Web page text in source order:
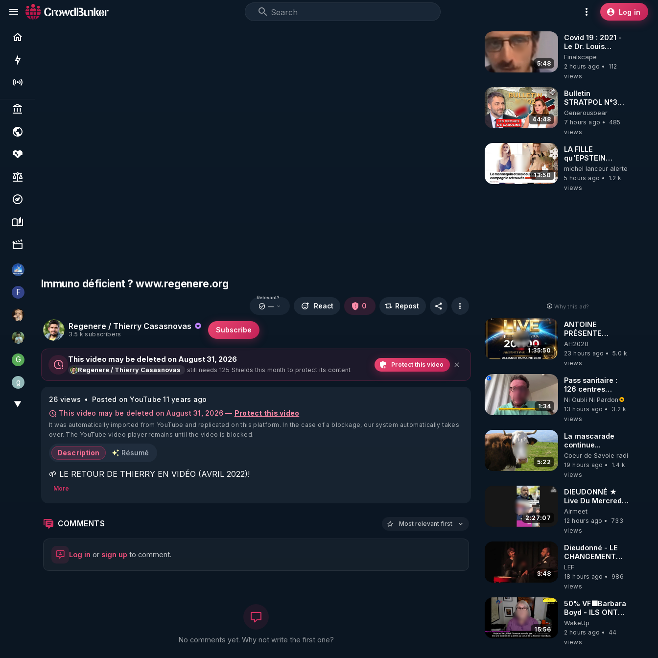
Log in
Live
Politics & institutions
Society, justice & freedoms
Economy, environment & technology
Science, history & spirituality
Culture, media & entertainment
PAROLE LIBRE
FFinalscape
DataCenter
Sonmi-877
G Generousbear
ggilo59
▼
Immuno déficient ? www.regenere.org
Regenere / Thierry Casasnovas
3.5 k subscribers
Subscribe
Relevant?
— React 0 Repost
This video may be deleted on August 31, 2026
Regenere / Thierry Casasnovas still needs 125 Shields this month to protect its content
Protect this video
26 views
Posted on YouTube 11 years ago
This video may be deleted on August 31, 2026 — Protect this video
It was automatically imported from YouTube and replicated on this platform. In the case of a blockage, our system automatically takes
over. The YouTube video player remains until the video is blocked.
Description Résumé
🌱 LE RETOUR DE THIERRY EN VIDÉO (AVRIL 2022)!
🌱 LE MAGAZINE RÉGÉNÈRE
http://rgnr.li/ymag
More
COMMENTS Most relevant first
Log in or sign up to comment.
No comments yet. Why not write the first one?
5:48
Covid 19 : 2021 -
Le Dr. Louis
Fouché renverse
le plateau de
CNews !
Finalscape
2 hours ago
112
views
44:48
Bulletin
STRATPOL N°302.
Armée des
drones, MS-21 en
série, missiles
07.08.2026.
Generousbear
7 hours ago
485
views
13:50
LA FILLE
qu'EPSTEIN
VOULAIT CACHER
michel lanceur alerte
5 hours ago
1.2 k
views
Why this ad?
1:35:50
ANTOINE
PRÉSENTE
AH2020 LE LIVE
20H ***DU
06/08/2026***
AH2020
23 hours ago
5.0 k
views
1:34
Pass sanitaire :
126 centres
commerciaux
concernés par
l'obligation dans
Ni Oubli Ni Pardon
13 hours ago
3.2 k
views
5:22
La mascarade
continue...
Coeur de Savoie radioweb TV
19 hours ago
1.4 k
views
2:27:07
DIEUDONNÉ ★
Live Du Mercredi
5 Août 2026
Airmeet
12 hours ago
733
views
3:48
Dieudonné - LE
CHANGEMENT
C'EST
MAINTENANT
LEF
18 hours ago
986
views
15:56
50% VF🟩Barbara
Boyd - ILS ONT
MENTI SUR TOUT
-Jocelyne
Traduction
WakeUp
2 hours ago
44
views